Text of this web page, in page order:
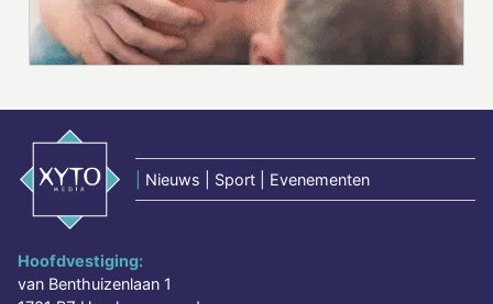
Nieuws | Sport | Evenementen
Hoofdvestiging:
van Benthuizenlaan 1